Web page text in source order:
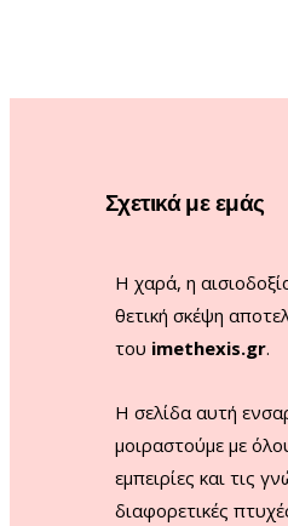
Σχετικά με εμάς
Η χαρά, η
θετική σκέψη
του imethexis.gr.
H σελίδα αυτή
μοιραστούμε με
εμπειρίες και τις
διαφορετικές